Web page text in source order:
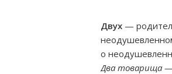
Двух —
о
Два товарища